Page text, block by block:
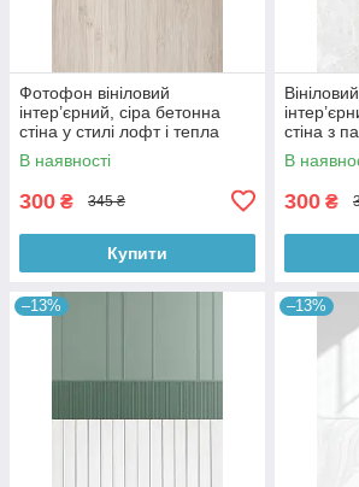
Фотофон вініловий
інтер’єрний, сіра бетонна
стіна у стилі лофт і тепла
дерев’яна підлога 60×90 см,
№57097
В наявності
300 ₴ 345 ₴
Купити
стіна з
№57101
В
300 ₴
–13% –13%